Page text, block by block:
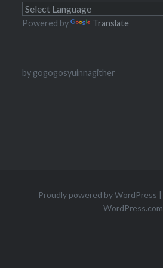
Powered by Translate
by gogogosyuinnagither
Proudly powered by WordPress |
WordPress.com